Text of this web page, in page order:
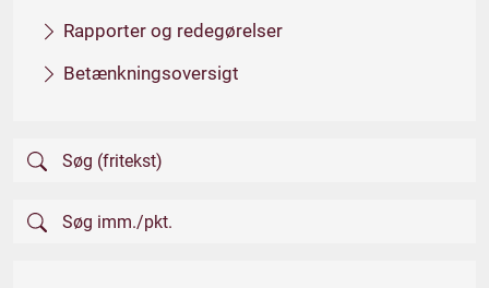
Rapporter og redegørelser
Betænkningsoversigt